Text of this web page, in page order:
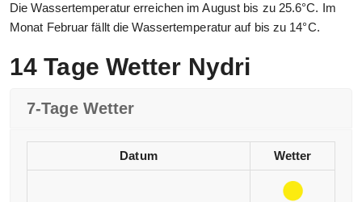
Die Wassertemperatur erreichen im August bis zu 25.6°C. Im
Monat Februar fällt die Wassertemperatur auf bis zu 14°C.
14 Tage Wetter Nydri
7-Tage Wetter
Datum Wetter